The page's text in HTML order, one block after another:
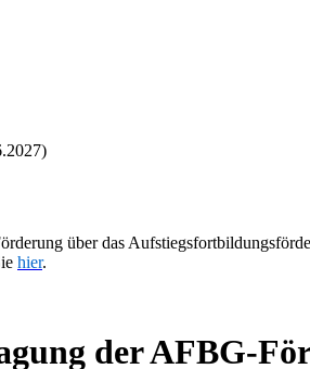
über das
hier.
der AFBG-